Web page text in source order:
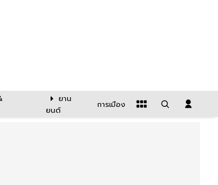
ยาน
ยนต์
การเมือง